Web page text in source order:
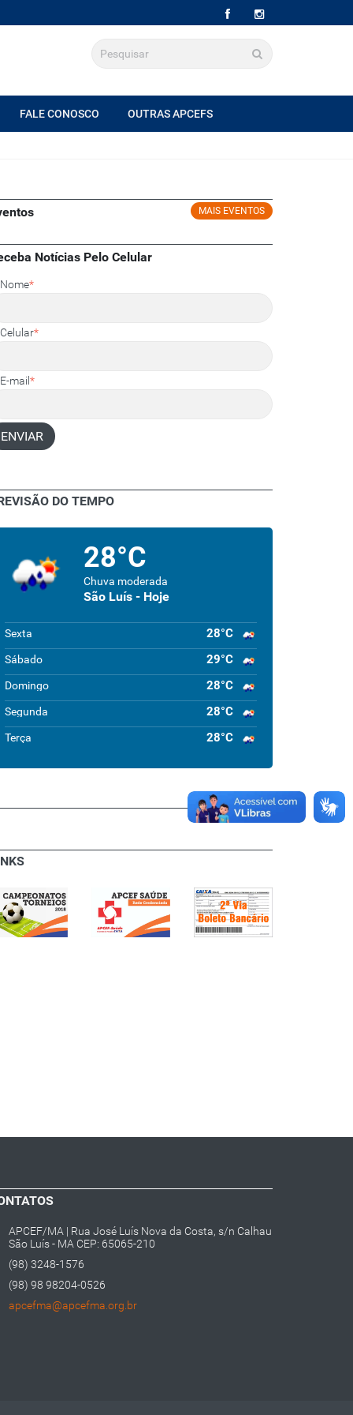
FALE CONOSCO OUTRAS APCEFS
MAIS EVENTOS
Notícias Pelo Celular
Nome*
Celular*
E-mail *
ENVIAR
DO TEMPO
28°C
Chuva moderada
São Luís - Hoje
Sexta 28°C
Sábado 29°C
Domingo 28°C
Segunda 28°C
Terça 28°C
APCEF/MA | Rua José Luís Nova da Costa, s/n Calhau
São Luís - MA CEP: 65065-210
(98) 3248-1576
(98) 98 98204-0526
apcefma@apcefma.org.br